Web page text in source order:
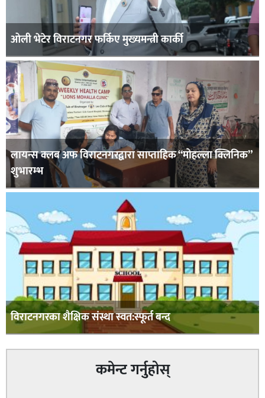
ओली भेटेर विराटनगर फर्किए मुख्यमन्त्री कार्की
लायन्स क्लब अफ विराटनगरद्वारा साप्ताहिक “मोहल्ला क्लिनिक”
शुभारम्भ
विराटनगरका शैक्षिक संस्था स्वत:स्फूर्त बन्द
कमेन्ट गर्नुहोस्